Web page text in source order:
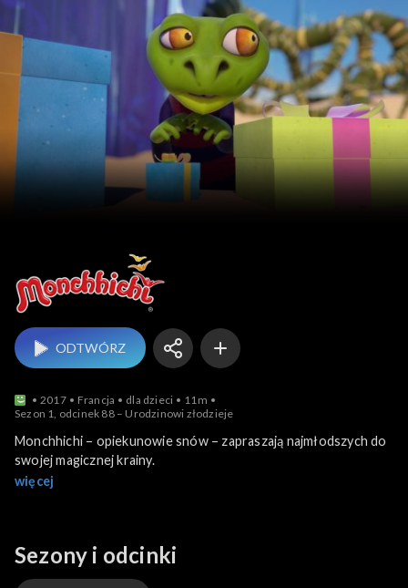
Monchhichi
ODTWÓRZ
2017 Francja dla dzieci
11m
Sezon 1, odcinek 88 – Urodzinowi złodzieje
Monchhichi – opiekunowie snów – zapraszają najmłodszych do
swojej magicznej krainy.
więcej
Sezony i odcinki